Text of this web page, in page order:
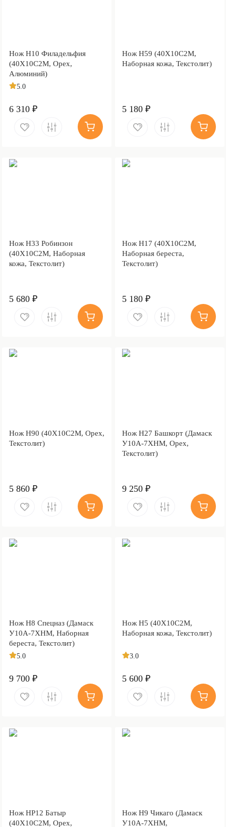
Нож Н10 Филадельфия
(40Х10С2М, Орех,
Алюминий)
5.0
6 310 ₽
Нож Н59 (40Х10С2М,
Наборная кожа, Текстолит)
5 180 ₽
Нож Н33 Робинзон
(40Х10С2М, Наборная
кожа, Текстолит)
5 680 ₽
Нож Н17 (40Х10С2М,
Наборная береста,
Текстолит)
5 180 ₽
Нож Н90 (40Х10С2М, Орех,
Текстолит)
5 860 ₽
Нож Н27 Башкорт (Дамаск
У10А-7ХНМ, Орех,
Текстолит)
9 250 ₽
Нож Н8 Спецназ (Дамаск
У10А-7ХНМ, Наборная
береста, Текстолит)
5.0
9 700 ₽
Нож Н5 (40Х10С2М,
Наборная кожа, Текстолит)
3.0
5 600 ₽
Нож НР12 Батыр
(40Х10С2М, Орех,
Нож Н9 Чикаго (Дамаск
У10А-7ХНМ,